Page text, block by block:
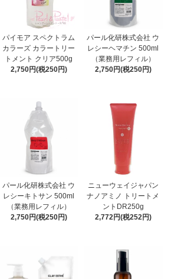
パイモア スペクトラム
カラーズ カラートリー
トメント クリア500g
2,750円(税250円)
パール化研株式会社 ウ
レシーヘマチン 500ml
（業務用レフィル）
2,750円(税250円)
パール化研株式会社 ウ
レシーキトサン 500ml
（業務用レフィル）
2,750円(税250円)
ニューウェイジャパン
ナノアミノ トリートメ
ントDR250g
2,772円(税252円)